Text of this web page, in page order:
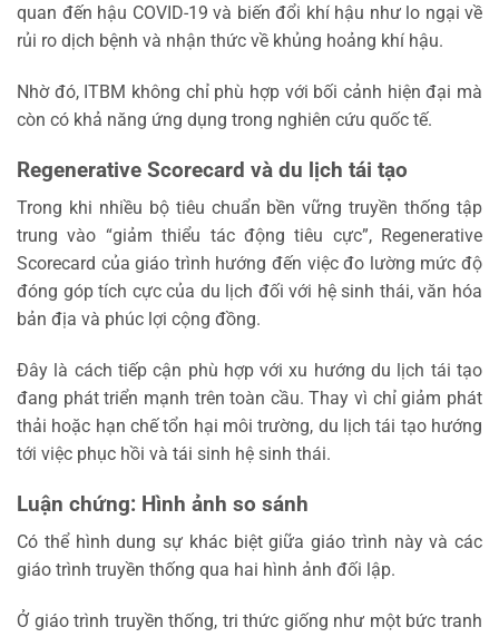
quan đến hậu COVID-19 và biến đổi khí hậu như lo ngại về
rủi ro dịch bệnh và nhận thức về khủng hoảng khí hậu.
Nhờ đó, ITBM không chỉ phù hợp với bối cảnh hiện đại mà
còn có khả năng ứng dụng trong nghiên cứu quốc tế.
Regenerative Scorecard và du lịch tái tạo
Trong khi nhiều bộ tiêu chuẩn bền vững truyền thống tập
trung vào “giảm thiểu tác động tiêu cực”, Regenerative
Scorecard của giáo trình hướng đến việc đo lường mức độ
đóng góp tích cực của du lịch đối với hệ sinh thái, văn hóa
bản địa và phúc lợi cộng đồng.
Đây là cách tiếp cận phù hợp với xu hướng du lịch tái tạo
đang phát triển mạnh trên toàn cầu. Thay vì chỉ giảm phát
thải hoặc hạn chế tổn hại môi trường, du lịch tái tạo hướng
tới việc phục hồi và tái sinh hệ sinh thái.
Luận chứng: Hình ảnh so sánh
Có thể hình dung sự khác biệt giữa giáo trình này và các
giáo trình truyền thống qua hai hình ảnh đối lập.
Ở giáo trình truyền thống, tri thức giống như một bức tranh